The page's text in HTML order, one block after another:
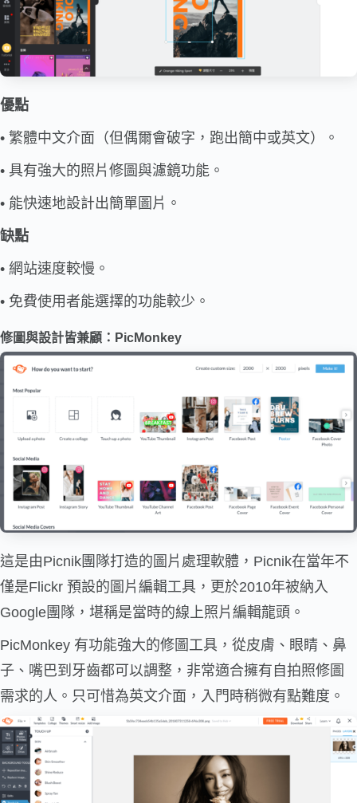
優點
• 繁體中文介面（但偶爾會破字，跑出簡中或英文）。
• 具有強大的照片修圖與濾鏡功能。
• 能快速地設計出簡單圖片。
缺點
• 網站速度較慢。
• 免費使用者能選擇的功能較少。
修圖與設計皆兼顧： PicMonkey
這是由Picnik團隊打造的圖片處理軟體，Picnik在當年不
僅是Flickr 預設的圖片編輯工具，更於2010年被納入
Google團隊，堪稱是當時的線上照片編輯龍頭。
PicMonkey 有功能強大的修圖工具，從皮膚、眼睛、鼻
子、嘴巴到牙齒都可以調整，非常適合擁有自拍照修圖
需求的人。只可惜為英文介面，入門時稍微有點難度。